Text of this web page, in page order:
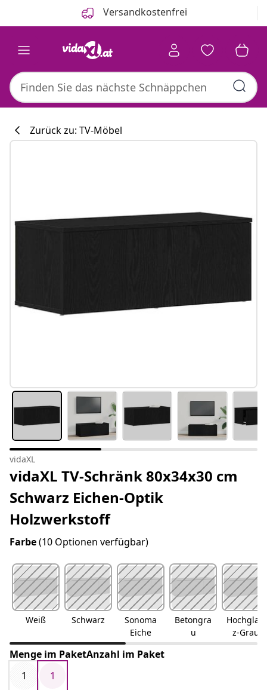
Versandkostenfrei
#sharemevidaxl
Zurück zu: TV-Möbel
vidaXL
vidaXL TV-Schränk 80x34x30 cm
Schwarz Eichen-Optik
Holzwerkstoff
Farbe(10 Optionen verfügbar)
Weiß Schwarz
Sonoma
Eiche
Betongra
u
Hochglan
z-Grau
Menge im PaketAnzahl im Paket
1
1